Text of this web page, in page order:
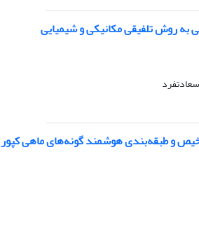
روش تلفیقی مکانیکی و شیمیایی
و طبقه‌بندی هوشمند گونه‌های ماهی کپور